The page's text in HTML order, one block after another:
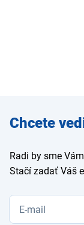
Zadajte
e-mail
Chcete
Radi by sme
Stačí zadať Váš